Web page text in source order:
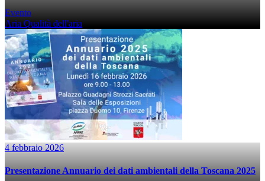
Evento
Aria Qualità dell'aria
4 febbraio 2026
Presentazione Annuario dei dati ambientali della Toscana 2025